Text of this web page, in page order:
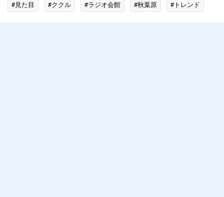
#見た目 #ククル #ラジオ会館 #秋葉原 #トレンド